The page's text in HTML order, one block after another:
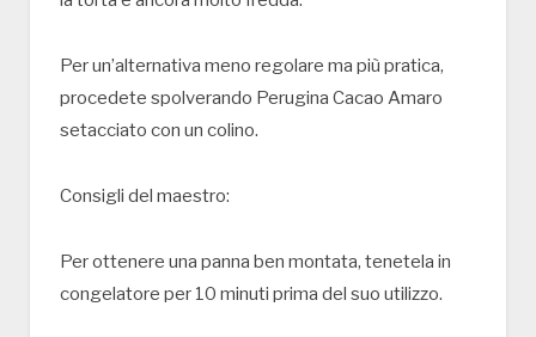
Per un’alternativa meno regolare ma più pratica,
procedete spolverando Perugina Cacao Amaro
setacciato con un colino.
Consigli del maestro:
Per ottenere una panna ben montata, tenetela in
congelatore per 10 minuti prima del suo utilizzo.